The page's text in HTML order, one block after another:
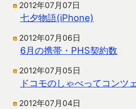
2012年07月07日
七夕物語(iPhone)
2012年07月06日
6月の携帯・PHS契約数
2012年07月05日
ドコモのしゃべってコンツ
2012年07月04日